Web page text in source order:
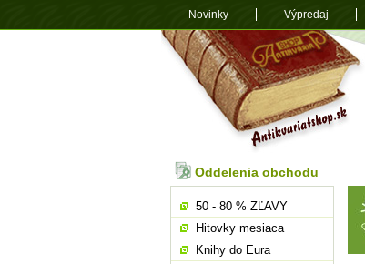
Oddelenia obchodu
50 - 80 % ZĽAVY
Hitovky mesiaca
Knihy do Eura
Novinky Výpredaj